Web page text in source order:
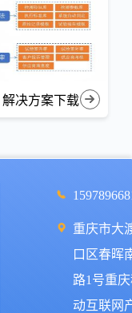
决方案下载
重庆市大
口区春晖
路1号重
动互联网